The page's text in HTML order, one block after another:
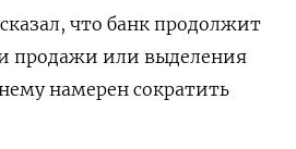
что банк продолжит
продажи или выделения
намерен сократить